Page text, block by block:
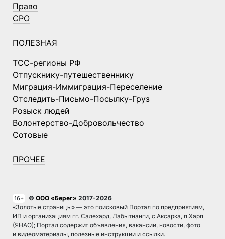
Право
СРО
ПОЛЕЗНАЯ
ТСС-регионы РФ
Отпускнику-путешественнику
Миграция-Иммиграция-Переселение
Отследить-Письмо-Посылку-Груз
Розыск людей
Волонтерство-Добровольчество
Сотовые
ПРОЧЕЕ
16+ © ООО «Берег» 2017-2026
«Золотые страницы» — это поисковый Портал по предприятиям,
ИП и организациям гг. Салехард, Лабытнанги, с.Аксарка, п.Харп
(ЯНАО); Портал содержит объявления, вакансии, новости, фото
и видеоматериалы, полезные инструкции и ссылки.